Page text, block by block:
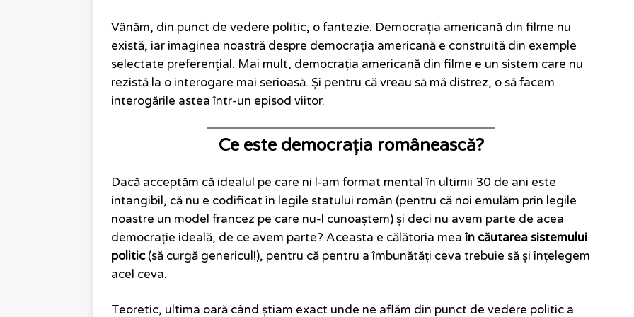
Vânăm, din punct de vedere politic, o fantezie. Democrația americană din filme nu
există, iar imaginea noastră despre democrația americană e construită din exemple
selectate preferențial. Mai mult, democrația americană din filme e un sistem care nu
rezistă la o interogare mai serioasă. Și pentru că vreau să mă distrez, o să facem
interogările astea într-un episod viitor.
Ce este democrația românească?
Dacă acceptăm că idealul pe care ni l-am format mental în ultimii 30 de ani este
intangibil, că nu e codificat în legile statului român (pentru că noi emulăm prin legile
noastre un model francez pe care nu-l cunoaștem) și deci nu avem parte de acea
democrație ideală, de ce avem parte? Aceasta e călătoria meaîn căutarea sistemului
politic(să curgă genericul!), pentru că pentru a îmbunătăți ceva trebuie să și înțelegem
acel ceva.
Teoretic, ultima oară când știam exact unde ne aflăm din punct de vedere politic a